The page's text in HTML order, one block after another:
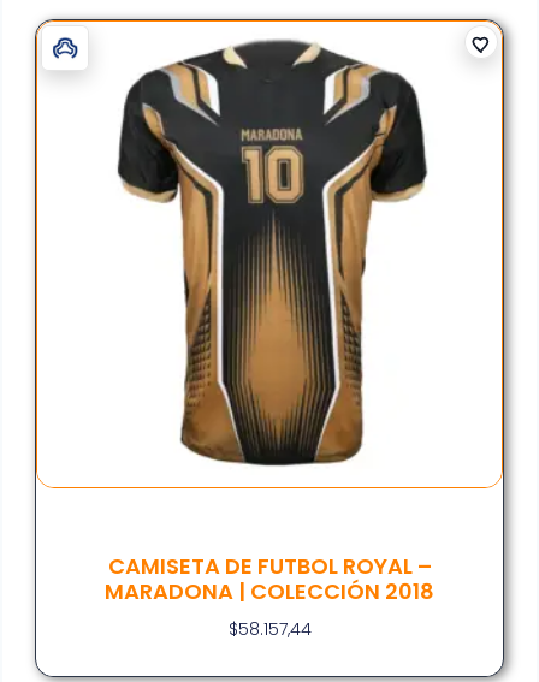
CAMISETA DE FUTBOL ROYAL –
MARADONA | COLECCIÓN 2018
$58.157,44